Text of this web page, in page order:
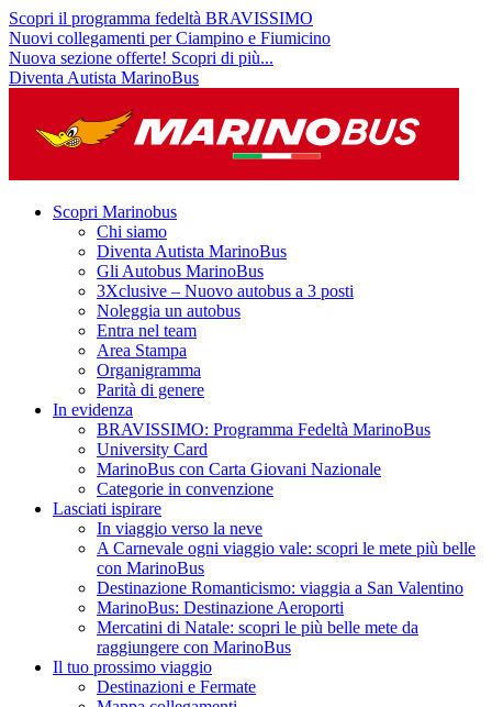
Scopri il programma fedeltà BRAVISSIMO
Nuovi collegamenti per Ciampino e Fiumicino
Nuova sezione offerte! Scopri di più...
Diventa Autista MarinoBus
Scopri Marinobus
Chi siamo
Diventa Autista MarinoBus
Gli Autobus MarinoBus
3Xclusive – Nuovo autobus a 3 posti
Noleggia un autobus
Entra nel team
Area Stampa
Organigramma
Parità di genere
In evidenza
BRAVISSIMO: Programma Fedeltà MarinoBus
University Card
MarinoBus con Carta Giovani Nazionale
Categorie in convenzione
Lasciati ispirare
In viaggio verso la neve
A Carnevale ogni viaggio vale: scopri le mete più belle
con MarinoBus
Destinazione Romanticismo: viaggia a San Valentino
MarinoBus: Destinazione Aeroporti
Mercatini di Natale: scopri le più belle mete da
raggiungere con MarinoBus
Il tuo prossimo viaggio
Destinazioni e Fermate